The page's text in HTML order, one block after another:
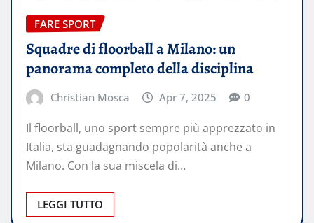
FARE SPORT
Squadre di floorball a Milano: un
panorama completo della disciplina
Christian Mosca Apr 7, 2025 0
Il floorball, uno sport sempre più apprezzato in
Italia, sta guadagnando popolarità anche a
Milano. Con la sua miscela di…
LEGGI TUTTO